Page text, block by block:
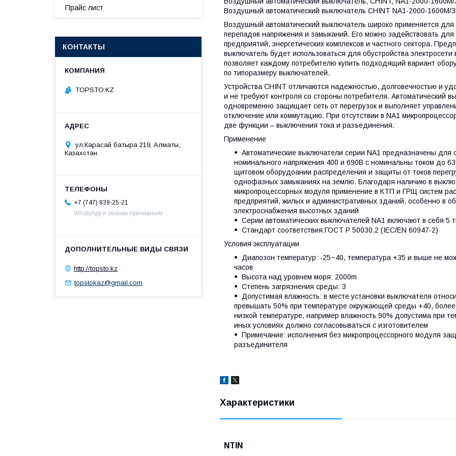
Воздушный автоматический выключатель CHINT NA1-2000-1600M/
Воздушный автоматический выключатель широко применяется для
перепадов напряжения и замыканий. Его можно задействовать
предприятий, энергетических комплексов и частного сектора.
выключатель будет использоваться для обустройства
позволяет каждому потребителю купить подходящий вариант
по типоразмеру выключателей.
Устройства CHINT отличаются надежностью, долговечностью и
и не требуют контроля со стороны потребителя. Автоматический
одновременно защищает сеть от перегрузок и выполняет
отключение или коммутацию. При отсутствии в NA1
две функции – выключения тока и разъединения.
Применение
Автоматические выключатели серии NA1 предназначены для
номинального напряжения 400 и 690В с номинальны током до
щитовом оборудоании распределения и защиты от токов
однофазных замыканиях на землю. Благодаря наличию в
микропроцессорных модуля применение в КТП и ГРЩ систем
предприятий, жилых и административных зданий, особенно в
электроснабжения высотных зданий
Серии автоматических выключателей NA1 включают в себя 5
Cтандарт соответствия:ГОСТ Р 50030.2 (IEC/EN 60947-2)
Условия эксплуатации
Диапозон температур: -25~40, температура +35 и выше не
часов
Высота над уровнем моря: 2000m
Степень загрязнения среды: 3
Допустимая влажность: в месте установки выключателя
превышать 50% при температуре окружающей среды +40,
низкой температуре, например влажность 90% допустима при
иных условиях должно согласовываться с изготовителем
Примечание: исполнения без микропроцессорного модуля
разъединителя
Характеристики
NTIN
Прайс лист
КОНТАКТЫ
TOPSTO.KZ
ул.Карасай батыра 219, Алматы,
Казахстан
+7 (747) 839-25-21
WhatsApp и звонки принимаем
http://topsto.kz
topstokaz@gmail.com